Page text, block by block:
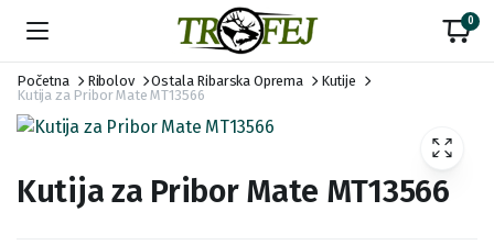
0
Početna Ribolov Ostala Ribarska Oprema
Kutije
Kutija za Pribor Mate MT13566
Kutija za Pribor Mate MT13566